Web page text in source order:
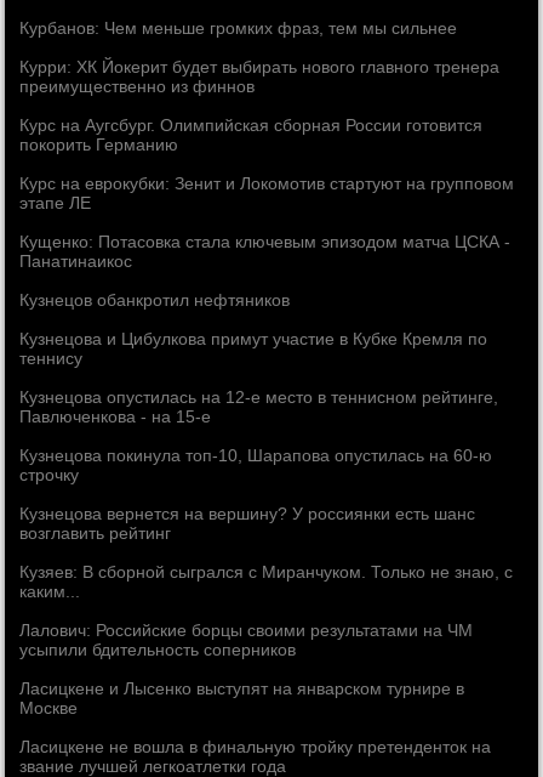
Курбанов: Чем меньше громких фраз, тем мы сильнее
Курри: ХК Йокерит будет выбирать нового главного тренера
преимущественно из финнов
Курс на Аугсбург. Олимпийская сборная России готовится
покорить Германию
Курс на еврокубки: Зенит и Локомотив стартуют на групповом
этапе ЛЕ
Кущенко: Потасовка стала ключевым эпизодом матча ЦСКА -
Панатинаикос
Кузнецов обанкротил нефтяников
Кузнецова и Цибулкова примут участие в Кубке Кремля по
теннису
Кузнецова опустилась на 12-е место в теннисном рейтинге,
Павлюченкова - на 15-е
Кузнецова покинула топ-10, Шарапова опустилась на 60-ю
строчку
Кузнецова вернется на вершину? У россиянки есть шанс
возглавить рейтинг
Кузяев: В сборной сыгрался с Миранчуком. Только не знаю, с
каким...
Лалович: Российские борцы своими результатами на ЧМ
усыпили бдительность соперников
Ласицкене и Лысенко выступят на январском турнире в
Москве
Ласицкене не вошла в финальную тройку претенденток на
звание лучшей легкоатлетки года